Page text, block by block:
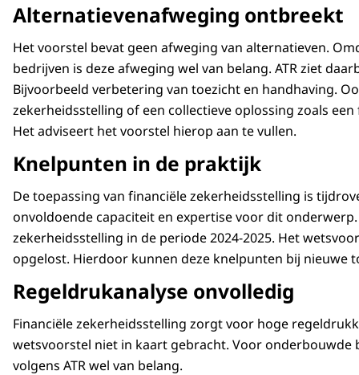
Alternatievenafweging ontbreekt
Het voorstel bevat geen afweging van alternatieven.
bedrijven is deze afweging wel van belang. ATR ziet
Bijvoorbeeld verbetering van toezicht en handhaving.
zekerheidsstelling of een collectieve oplossing zoals
Het adviseert het voorstel hierop aan te vullen.
Knelpunten in de praktijk
De toepassing van financiële zekerheidsstelling is
onvoldoende capaciteit en expertise voor dit
zekerheidsstelling in de periode 2024-2025. Het
opgelost. Hierdoor kunnen deze knelpunten bij nieuwe
Regeldrukanalyse onvolledig
Financiële zekerheidsstelling zorgt voor hoge
wetsvoorstel niet in kaart gebracht. Voor
volgens ATR wel van belang.